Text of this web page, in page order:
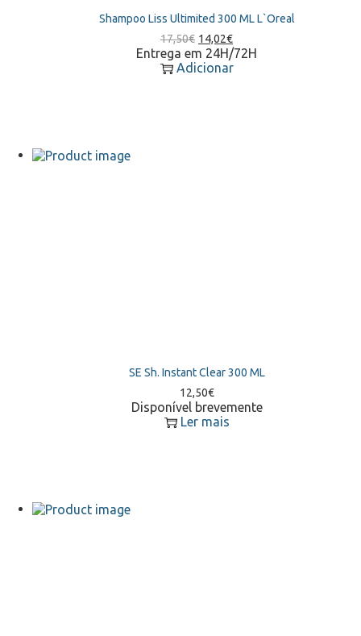
Shampoo Liss Ultimited 300 ML L`Oreal
17,50€ O
preço
original
14,02€O
preço
atual
Entrega em 24H/72H
Adicionar
SE Sh. Instant Clear 300 ML
12,50€
Disponível brevemente
Ler mais